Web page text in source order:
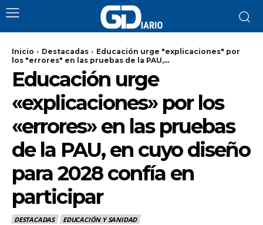
Inicio Destacadas
Educación urge "explicaciones" por
los "errores" en las pruebas de la PAU,...
Educación urge
«explicaciones» por los
«errores» en las pruebas
de la PAU, en cuyo diseño
para 2028 confía en
participar
DESTACADAS EDUCACIÓN Y SANIDAD